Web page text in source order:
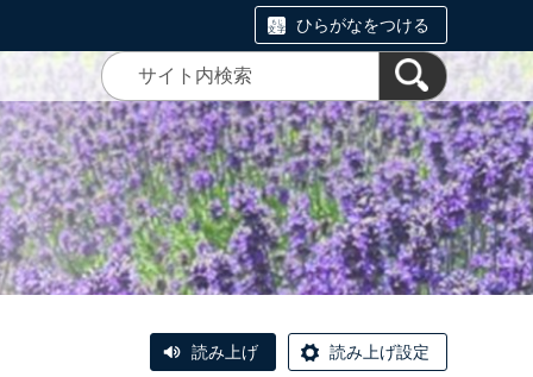
ひらがなをつける
読み上げ 読み上げ設定